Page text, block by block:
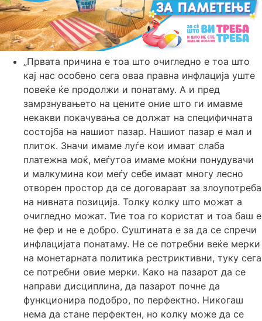
„Првата причина е тоа што очигледно е тоа што
кај нас особено сега оваа правна инфлација уште
повеќе ќе продолжи и понатаму. А и пред
замрзнувањето на цените оние што ги имавме
некакви покачувања се должат на специфичната
состојба на нашиот пазар. Нашиот пазар е мал и
плиток. Значи имаме луѓе кои имаат слаба
платежна моќ, меѓутоа имаме моќни понудувачи
и малкумина кои меѓу себе имаат многу лесно
отворен простор да се договараат за злоупотреба
на нивната позиција. Толку колку што можат а
очигледно можат. Тие тоа го користат и тоа баш е
не фер и не е добро. Суштината е за да се спречи
инфлацијата понатаму. Не се потребни веќе мерки
на монетарната политика рестриктивни, туку сега
се потребни овие мерки. Како на пазарот да се
направи дисциплина, да пазарот почне да
функционира подобро, по перфектно. Никогаш
нема да стане перфектен, но колку може да се